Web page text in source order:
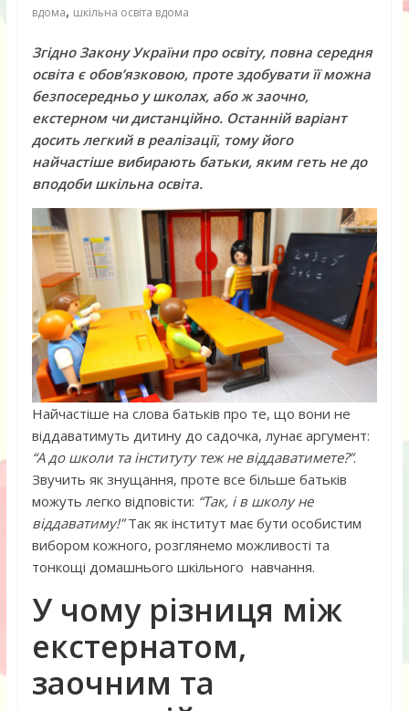
вдома, шкільна освіта вдома
Згідно Закону України про освіту, повна середня
освіта є обов’язковою, проте здобувати її можна
безпосередньо у школах, або ж заочно,
екстерном чи дистанційно. Останній варіант
досить легкий в реалізації, тому його
найчастіше вибирають батьки, яким геть не до
вподоби шкільна освіта.
Найчастіше на слова батьків про те, що вони не
віддаватимуть дитину до садочка, лунає аргумент:
“А до школи та інституту теж не віддаватимете?”.
Звучить як знущання, проте все більше батьків
можуть легко відповісти: “Так, і в школу не
віддаватиму!”Так як інститут має бути особистим
вибором кожного, розглянемо можливості та
тонкощі домашнього шкільного навчання.
У чому різниця між
екстернатом,
заочним та